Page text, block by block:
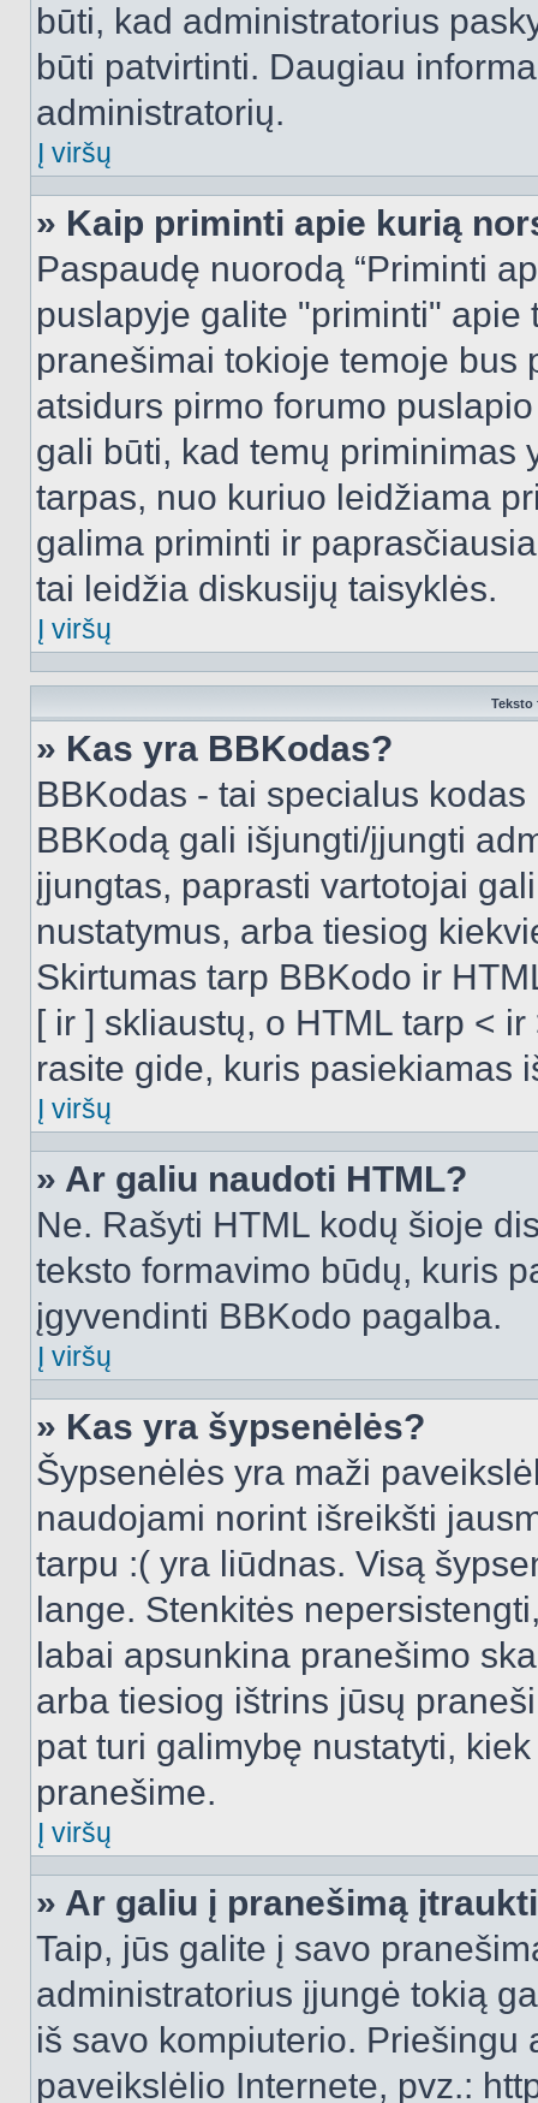
būti, kad administratorius
būti patvirtinti. Daugiau
administratorių.
Į viršų
» Kaip priminti apie kurią
Paspaudę nuorodą “Priminti
puslapyje galite "priminti"
pranešimai tokioje temoje bus
atsidurs pirmo forumo
gali būti, kad temų priminimas
tarpas, nuo kuriuo leidžiama
galima priminti ir
tai leidžia diskusijų taisyklės.
Į viršų
Teksto
» Kas yra BBKodas?
BBKodas - tai specialus
BBKodą gali išjungti/įjungti
įjungtas, paprasti vartotojai
nustatymus, arba tiesiog
Skirtumas tarp BBKodo ir
[ ir ] skliaustų, o HTML tarp <
rasite gide, kuris pasiekiamas
Į viršų
» Ar galiu naudoti HTML?
Ne. Rašyti HTML kodų šioje
teksto formavimo būdų, kuris
įgyvendinti BBKodo pagalba.
Į viršų
» Kas yra šypsenėlės?
Šypsenėlės yra maži
naudojami norint išreikšti
tarpu :( yra liūdnas. Visą
lange. Stenkitės
labai apsunkina pranešimo
arba tiesiog ištrins jūsų
pat turi galimybę nustatyti,
pranešime.
Į viršų
» Ar galiu į pranešimą
Taip, jūs galite į savo
administratorius įjungė tokią
iš savo kompiuterio.
paveikslėlio Internete, pvz.: